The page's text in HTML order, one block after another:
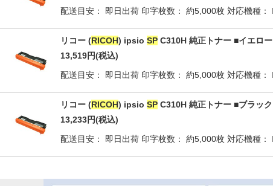
配送目安： 即日出荷 印字枚数： 約5,000枚 対応機種：
リコー (RICOH) ipsio SP C310H 純正トナー ■イエロー
13,519円(税込)
配送目安： 即日出荷 印字枚数： 約5,000枚 対応機種：
リコー (RICOH) ipsio SP C310H 純正トナー ■ブラック
13,233円(税込)
配送目安： 即日出荷 印字枚数： 約5,000枚 対応機種：